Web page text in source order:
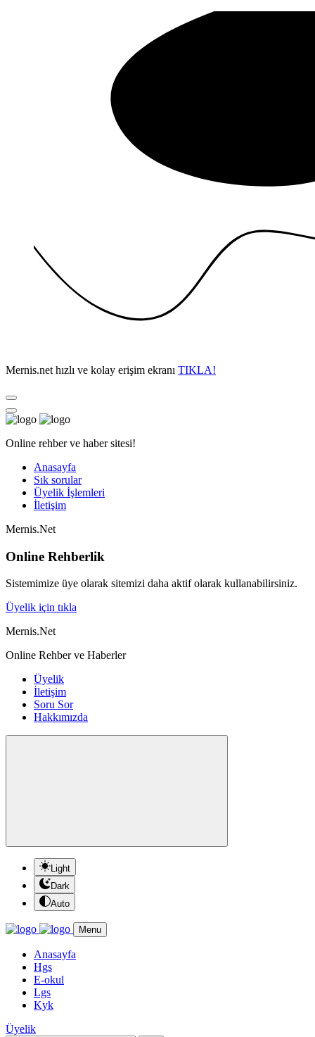
Mernis.net hızlı ve kolay erişim ekranı TIKLA!
Online rehber ve haber sitesi!
Anasayfa
Sık sorular
Üyelik İşlemleri
İletişim
Mernis.Net
Online Rehberlik
Sistemimize üye olarak sitemizi daha aktif olarak kullanabilirsiniz.
Üyelik için tıkla
Mernis.Net
Online Rehber ve Haberler
Üyelik
İletişim
Soru Sor
Hakkımızda
Light
Dark
Auto
Menu
Anasayfa
Hgs
E-okul
Lgs
Kyk
Üyelik